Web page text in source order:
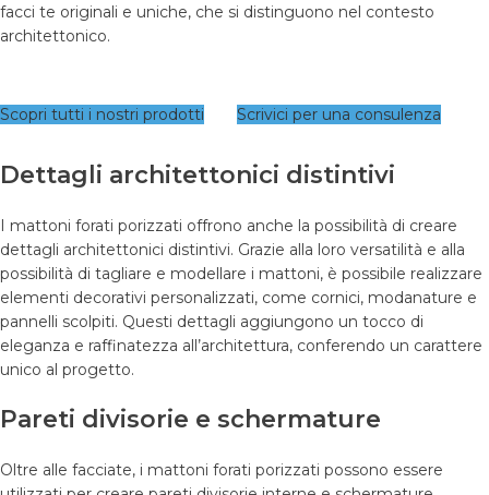
facci te originali e uniche, che si distinguono nel contesto
architettonico.
Scopri tutti i nostri prodotti Scrivici per una consulenza
Dettagli architettonici distintivi
I mattoni forati porizzati offrono anche la possibilità di creare
dettagli architettonici distintivi. Grazie alla loro versatilità e alla
possibilità di tagliare e modellare i mattoni, è possibile realizzare
elementi decorativi personalizzati, come cornici, modanature e
pannelli scolpiti. Questi dettagli aggiungono un tocco di
eleganza e raffinatezza all’architettura, conferendo un carattere
unico al progetto.
Pareti divisorie e schermature
Oltre alle facciate, i mattoni forati porizzati possono essere